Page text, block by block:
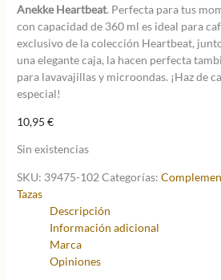
Anekke Heartbeat. Perfecta para tus
con capacidad de 360 ml es ideal para
exclusivo de la colección Heartbeat,
una elegante caja, la hacen perfecta
para lavavajillas y microondas. ¡Haz de
especial!
10,95€
Sin existencias
SKU: 39475-102 Categorías:
Tazas
Descripción
Información adicional
Marca
Opiniones